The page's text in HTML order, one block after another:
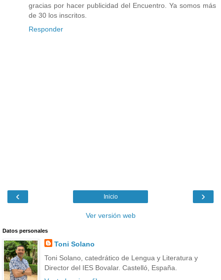
gracias por hacer publicidad del Encuentro. Ya somos más
de 30 los inscritos.
Responder
‹ ›
Inicio
Ver versión web
Datos personales
Toni Solano
Toni Solano, catedrático de Lengua y Literatura y
Director del IES Bovalar. Castelló, España.